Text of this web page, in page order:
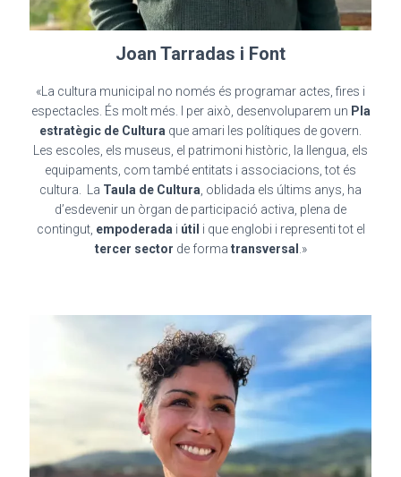
Joan Tarradas i Font
«La cultura municipal no només és programar actes, fires i
espectacles. És molt més. I per això, desenvoluparem un Pla
estratègic de Cultura que amari les polítiques de govern.
Les escoles, els museus, el patrimoni històric, la llengua, els
equipaments, com també entitats i associacions, tot és
cultura. La Taula de Cultura , oblidada els últims anys, ha
d’esdevenir un òrgan de participació activa, plena de
contingut, empoderada i útil i que englobi i representi tot el
tercer sector de forma transversal .»